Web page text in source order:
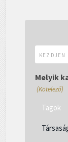
Melyik
(Kötelező)
Tagok